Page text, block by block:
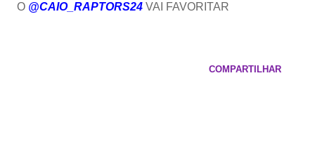
O @CAIO_RAPTORS24 VAI FAVORITAR
COMPARTILHAR